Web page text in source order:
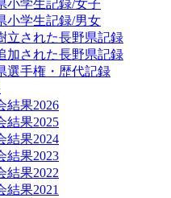
小学生記録/女子
小学生記録/男女
立された長野県記録
加された長野県記録
選手権・歴代記録
結果2026
結果2025
結果2024
結果2023
結果2022
結果2021